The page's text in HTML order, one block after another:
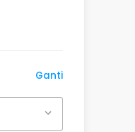
Ganti